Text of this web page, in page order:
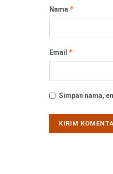
Nama *
Email *
Simpan nama,